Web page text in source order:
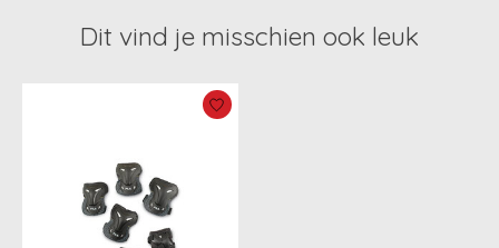
Dit vind je misschien ook leuk
Items van productcarrousel